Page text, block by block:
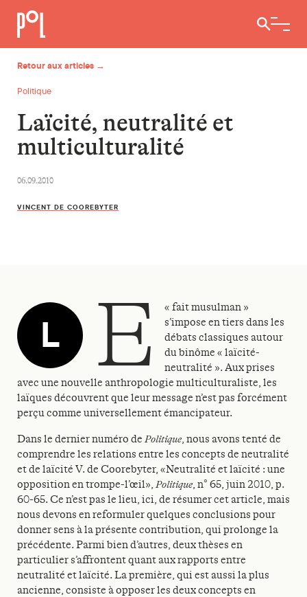
Ouvrir /
Retour aux articles →
Politique
Laïcité, neutralité et
multiculturalité
06.09.2010
VINCENT DE COOREBYTER
L e
« fait musulman »
s’impose en tiers dans les
débats classiques autour
du binôme « laïcité-
neutralité ». Aux prises
avec une nouvelle anthropologie multiculturaliste, les
laïques découvrent que leur message n’est pas forcément
perçu comme universellement émancipateur.
Dans le dernier numéro dePolitique, nous avons tenté de
comprendre les relations entre les concepts de neutralité
et de laïcité V. de Coorebyter, «Neutralité et laïcité : une
opposition en trompe-l’œil»,Politique, n° 65, juin 2010, p.
60-65. Ce n’est pas le lieu, ici, de résumer cet article, mais
nous devons en reformuler quelques conclusions pour
donner sens à la présente contribution, qui prolonge la
précédente. Parmi bien d’autres, deux thèses en
particulier s’affrontent quant aux rapports entre
neutralité et laïcité. La première, qui est aussi la plus
ancienne, consiste à opposer les deux concepts en